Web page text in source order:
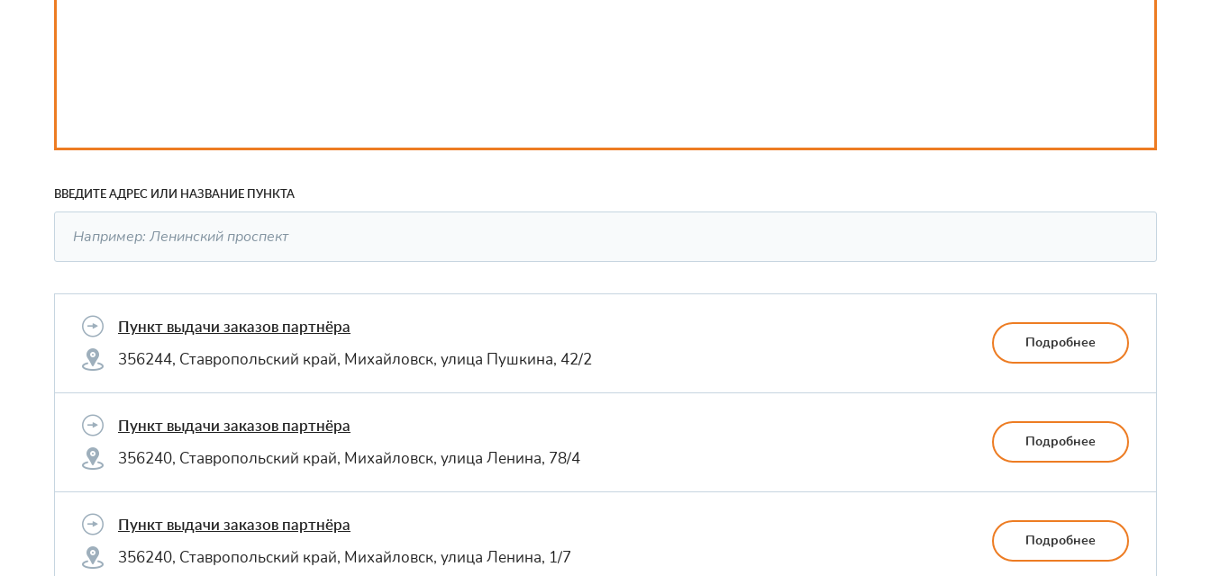
ВВЕДИТЕ АДРЕС ИЛИ НАЗВАНИЕ ПУНКТА
Пункт выдачи заказов партнёра
356244, Ставропольский край, Михайловск, улица Пушкина, 42/2
Подробнее
Пункт выдачи заказов партнёра
356240, Ставропольский край, Михайловск, улица Ленина, 78/4
Подробнее
Пункт выдачи заказов партнёра
356240, Ставропольский край, Михайловск, улица Ленина, 1/7
Подробнее